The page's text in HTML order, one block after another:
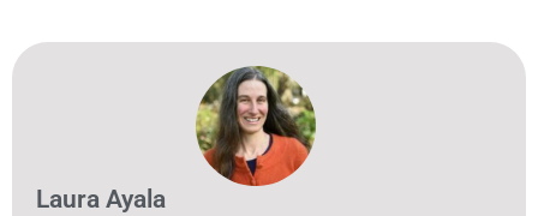
Laura Ayala